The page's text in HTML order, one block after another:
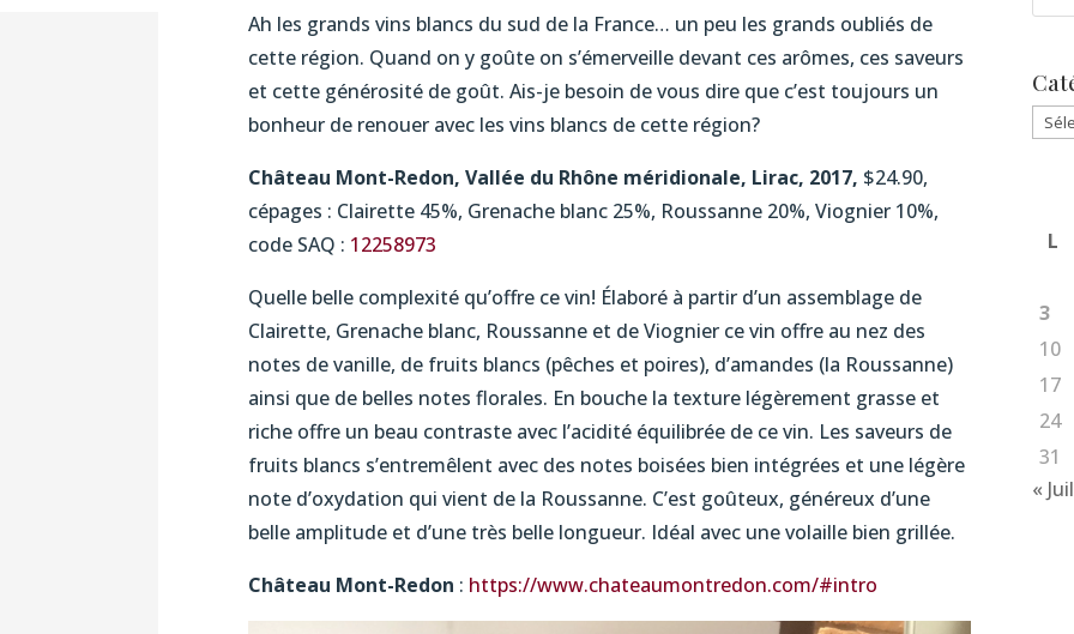
Ah les grands vins blancs du sud de la France… un peu les grands oubliés de
cette région. Quand on y goûte on s’émerveille devant ces arômes, ces saveurs
et cette générosité de goût. Ais-je besoin de vous dire que c’est toujours un
bonheur de renouer avec les vins blancs de cette région?
Château Mont-Redon, Vallée du Rhône méridionale, Lirac, 2017, $24.90,
cépages : Clairette 45%, Grenache blanc 25%, Roussanne 20%, Viognier 10%,
code SAQ : 12258973
Quelle belle complexité qu’offre ce vin! Élaboré à partir d’un assemblage de
Clairette, Grenache blanc, Roussanne et de Viognier ce vin offre au nez des
notes de vanille, de fruits blancs (pêches et poires), d’amandes (la Roussanne)
ainsi que de belles notes florales. En bouche la texture légèrement grasse et
riche offre un beau contraste avec l’acidité équilibrée de ce vin. Les saveurs de
fruits blancs s’entremêlent avec des notes boisées bien intégrées et une légère
note d’oxydation qui vient de la Roussanne. C’est goûteux, généreux d’une
belle amplitude et d’une très belle longueur. Idéal avec une volaille bien grillée.
Château Mont-Redon : https://www.chateaumontredon.com/#intro
L
3
10
17
24
31
« Juil